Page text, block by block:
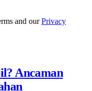
and ourPrivacy
Ancaman